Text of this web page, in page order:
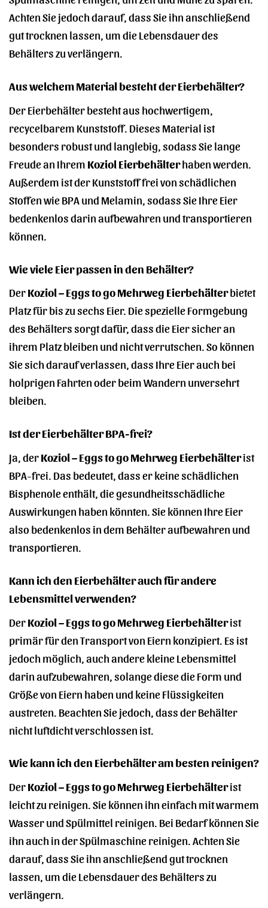
Achten Sie jedoch darauf, dass Sie ihn anschließend
gut trocknen lassen, um die Lebensdauer des
Behälters zu verlängern.
Aus welchem Material besteht der Eierbehälter?
Der Eierbehälter besteht aus hochwertigem,
recycelbarem Kunststoff. Dieses Material ist
besonders robust und langlebig, sodass Sie lange
Freude an Ihrem Koziol Eierbehälterhaben werden.
Außerdem ist der Kunststoff frei von schädlichen
Stoffen wie BPA und Melamin, sodass Sie Ihre Eier
bedenkenlos darin aufbewahren und transportieren
können.
Wie viele Eier passen in den Behälter?
DerKoziol – Eggs to go Mehrweg Eierbehälterbietet
Platz für bis zu sechs Eier. Die spezielle Formgebung
des Behälters sorgt dafür, dass die Eier sicher an
ihrem Platz bleiben und nicht verrutschen. So können
Sie sich darauf verlassen, dass Ihre Eier auch bei
holprigen Fahrten oder beim Wandern unversehrt
bleiben.
Ist der Eierbehälter BPA-frei?
Ja, derKoziol – Eggs to go Mehrweg Eierbehälterist
BPA-frei. Das bedeutet, dass er keine schädlichen
Bisphenole enthält, die gesundheitsschädliche
Auswirkungen haben könnten. Sie können Ihre Eier
also bedenkenlos in dem Behälter aufbewahren und
transportieren.
Kann ich den Eierbehälter auch für andere
Lebensmittel verwenden?
DerKoziol – Eggs to go Mehrweg Eierbehälterist
primär für den Transport von Eiern konzipiert. Es ist
jedoch möglich, auch andere kleine Lebensmittel
darin aufzubewahren, solange diese die Form und
Größe von Eiern haben und keine Flüssigkeiten
austreten. Beachten Sie jedoch, dass der Behälter
nicht luftdicht verschlossen ist.
Wie kann ich den Eierbehälter am besten reinigen?
DerKoziol – Eggs to go Mehrweg Eierbehälterist
leicht zu reinigen. Sie können ihn einfach mit warmem
Wasser und Spülmittel reinigen. Bei Bedarf können Sie
ihn auch in der Spülmaschine reinigen. Achten Sie
darauf, dass Sie ihn anschließend gut trocknen
lassen, um die Lebensdauer des Behälters zu
verlängern.